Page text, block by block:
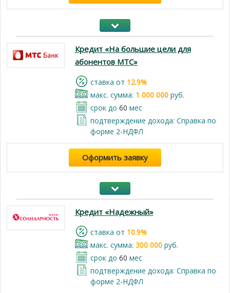
Кредит «На большие цели для
абонентов МТС»
cтавка от 12.9%
макс. сумма: 1 000 000руб.
срок до 60 мес
подтверждение дохода: Справка по
форме 2-НДФЛ
Оформить заявку
Кредит «Надежный»
cтавка от 10.9%
макс. сумма: 300 000руб.
срок до 60 мес
подтверждение дохода: Справка по
форме 2-НДФЛ